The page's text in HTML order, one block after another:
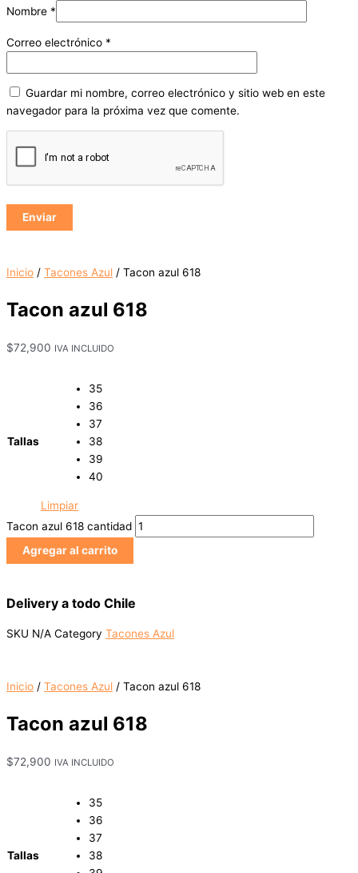
Nombre *
Correo electrónico *
Guardar mi nombre, correo electrónico y sitio web en este
navegador para la próxima vez que comente.
Inicio / Tacones Azul / Tacon azul 618
Tacon azul 618
$72,900 IVA INCLUIDO
Tallas
35
36
37
38
39
40
Limpiar
Tacon azul 618 cantidad
Agregar al carrito
Delivery a todo Chile
SKU N/A Category Tacones Azul
Inicio / Tacones Azul / Tacon azul 618
Tacon azul 618
$72,900 IVA INCLUIDO
Tallas
35
36
37
38